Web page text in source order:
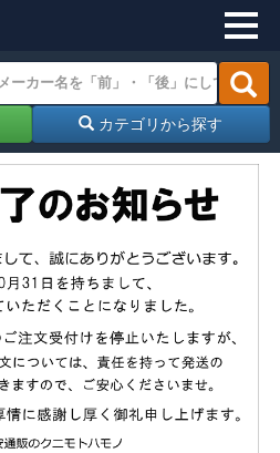
カテゴリから探す